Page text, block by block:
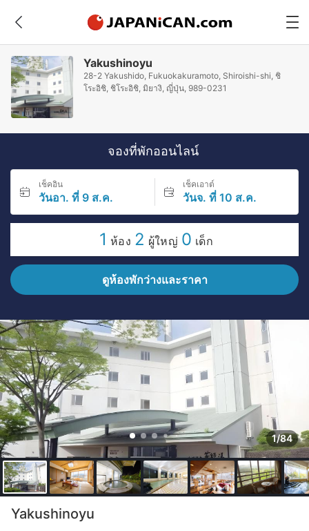
Yakushinoyu
28-2 Yakushido, Fukuokakuramoto, Shiroishi-shi, ชิ
โระอิชิ, ชิโระอิชิ, มิยางิ, ญี่ปุ่น, 989-0231
จองที่พักออนไลน์
เช็คอิน
วันอา. ที่ 9 ส.ค.
เช็คเอาต์
วันจ. ที่ 10 ส.ค.
1 ห้อง 2 ผู้ใหญ่ 0 เด็ก
ดูห้องพักว่างและราคา
1/84
Yakushinoyu